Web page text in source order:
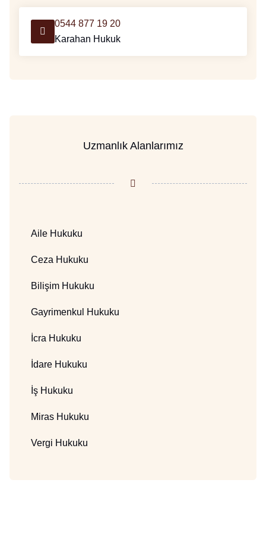
0544 877 19 20
Karahan Hukuk
Uzmanlık Alanlarımız
Aile Hukuku
Ceza Hukuku
Bilişim Hukuku
Gayrimenkul Hukuku
İcra Hukuku
İdare Hukuku
İş Hukuku
Miras Hukuku
Vergi Hukuku